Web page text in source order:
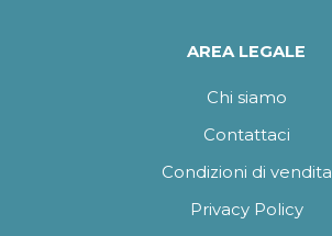
AREA LEGALE
Chi siamo
Contattaci
Condizioni di vendita
Privacy Policy